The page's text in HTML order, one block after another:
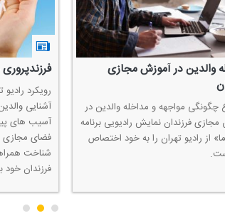
بررسی نگرانی و استرس ناشی از كرونا
بیماری كرونا موجب ایجاد اضطراب، استرس و
عدم اطمینان می شود، این احساسات به ویژه
در میان كودكان و نوجوانان، بیشتر دیده می
شود، امروز با ما از شبكه رادیویی تهران برنامه